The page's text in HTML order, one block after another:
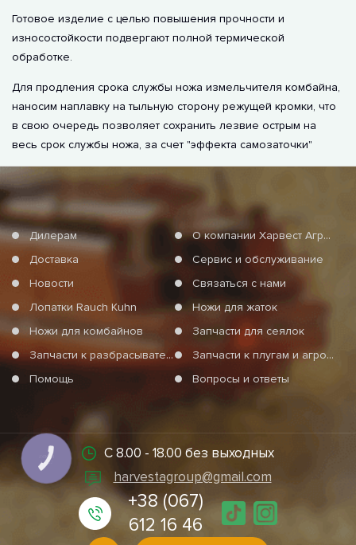
Готовое изделие с целью повышения прочности и
износостойкости подвергают полной термической
обработке.
Для продления срока службы ножа измельчителя комбайна,
наносим наплавку на тыльную сторону режущей кромки, что
в свою очередь позволяет сохранить лезвие острым на
весь срок службы ножа, за счет "эффекта самозаточки"
Дилерам
О компании Харвест Агро Груп
Доставка
Сервис и обслуживание
Новости
Связаться с нами
Лопатки Rauch Kuhn
Ножи для жаток
Ножи для комбайнов
Запчасти для сеялок
Запчасти к разбрасывателям минеральных удобрений
Запчасти к плугам и агротехнике
Помощь
Вопросы и ответы
С 8.00 - 18.00 без выходных
harvestagroup@gmail.com
+38 (067)
612 16 46
КНОПКА
СВЯЗИ